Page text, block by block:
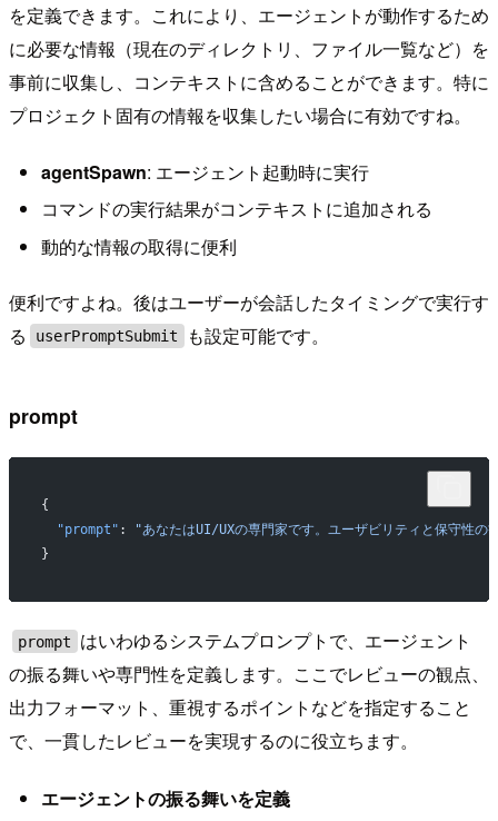
を定義できます。これにより、エージェントが動作するため
に必要な情報（現在のディレクトリ、ファイル一覧など）を
事前に収集し、コンテキストに含めることができます。特に
プロジェクト固有の情報を収集したい場合に有効ですね。
agentSpawn: エージェント起動時に実行
コマンドの実行結果がコンテキストに追加される
動的な情報の取得に便利
便利ですよね。後はユーザーが会話したタイミングで実行す
る
userPromptSubmit も設定可能です。
prompt
{
  "prompt"
:
"あなたはUI/UXの専門家です。ユーザビリティと保守性の
}
prompt
はいわゆるシステムプロンプトで、エージェント
の振る舞いや専門性を定義します。ここでレビューの観点、
出力フォーマット、重視するポイントなどを指定すること
で、一貫したレビューを実現するのに役立ちます。
エージェントの振る舞いを定義